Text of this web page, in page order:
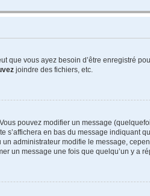
que vous ayez besoin d’être enregistré
joindre des fichiers, etc.
pouvez modifier un message
en bas du message indiquant
administrateur modifie le message,
un message une fois que quelqu’un y a